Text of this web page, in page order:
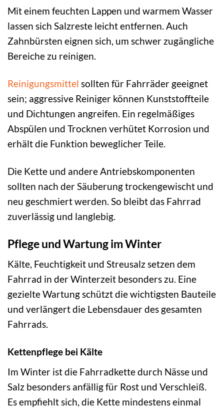
Mit einem feuchten Lappen und warmem Wasser
lassen sich Salzreste leicht entfernen. Auch
Zahnbürsten eignen sich, um schwer zugängliche
Bereiche zu reinigen.
Reinigungsmittel sollten für Fahrräder geeignet
sein; aggressive Reiniger können Kunststoffteile
und Dichtungen angreifen. Ein regelmäßiges
Abspülen und Trocknen verhütet Korrosion und
erhält die Funktion beweglicher Teile.
Die Kette und andere Antriebskomponenten
sollten nach der Säuberung trockengewischt und
neu geschmiert werden. So bleibt das Fahrrad
zuverlässig und langlebig.
Pflege und Wartung im Winter
Kälte, Feuchtigkeit und Streusalz setzen dem
Fahrrad in der Winterzeit besonders zu. Eine
gezielte Wartung schützt die wichtigsten Bauteile
und verlängert die Lebensdauer des gesamten
Fahrrads.
Kettenpflege bei Kälte
Im Winter ist die Fahrradkette durch Nässe und
Salz besonders anfällig für Rost und Verschleiß.
Es empfiehlt sich, die Kette mindestens einmal